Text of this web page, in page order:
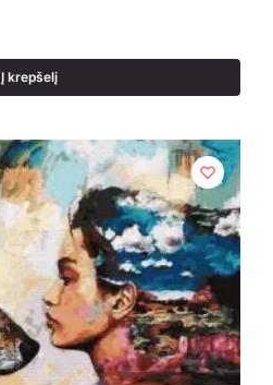
Į krepšelį